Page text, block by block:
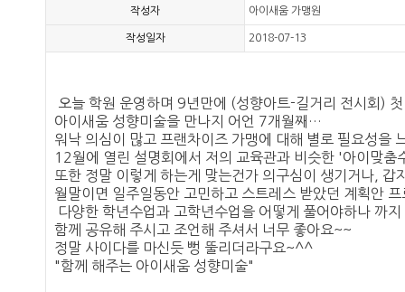
작성자 아이새움 가맹원
작성일자 2018-07-13
오늘 학원 운영하며 9년만에 (성향아트-길거리 전시회)
아이새움 성향미술을 만나지 어언 7개월째…
워낙 의심이 많고 프랜차이즈 가맹에 대해 별로 필요성을
12월에 열린 설명회에서 저의 교육관과 비슷한 '아이맞춤
또한 정말 이렇게 하는게 맞는건가 의구심이 생기거나,
월말이면 일주일동안 고민하고 스트레스 받았던 계획안
다양한 학년수업과 고학년수업을 어떻게 풀어야하나 까
함께 공유해 주시고 조언해 주셔서 너무 좋아요~~
정말 사이다를 마신듯 뻥 뚤리더라구요~^^
"함께 해주는 아이새움 성향미술"